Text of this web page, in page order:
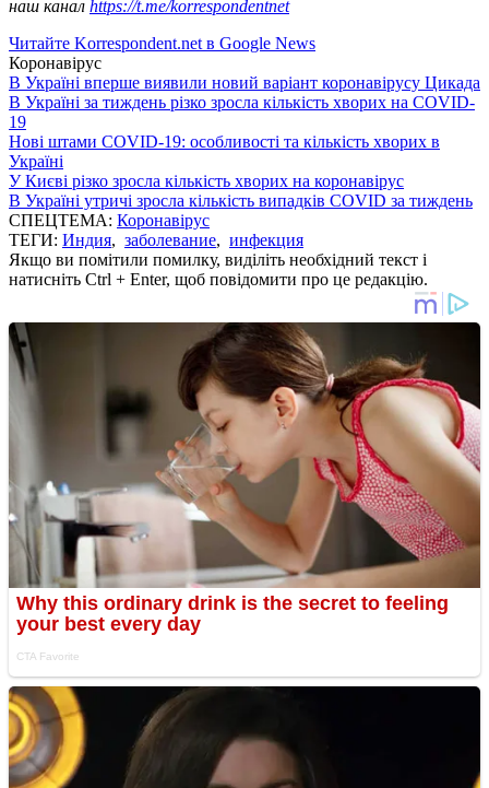
наш канал https://t.me/korrespondentnet
Читайте Korrespondent.net в Google News
Коронавірус
В Україні вперше виявили новий варіант коронавірусу Цикада
В Україні за тиждень різко зросла кількість хворих на COVID-
19
Нові штами COVID-19: особливості та кількість хворих в
Україні
У Києві різко зросла кількість хворих на коронавірус
В Україні утричі зросла кількість випадків COVID за тиждень
СПЕЦТЕМА: Коронавірус
ТЕГИ: Индия, заболевание, инфекция
Якщо ви помітили помилку, виділіть необхідний текст і
натисніть Ctrl + Enter, щоб повідомити про це редакцію.